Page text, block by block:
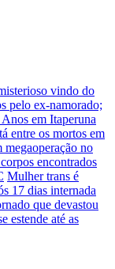
vindo do
pelo ex-namorado;
em Itaperuna
entre os mortos em
no
encontrados
Mulher trans é
17 dias internada
que devastou
estende até as